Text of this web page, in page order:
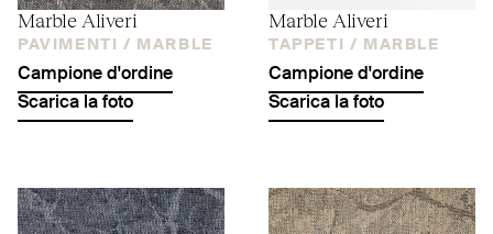
Marble Aliveri
PAVIMENTI / MARBLE
Campione d'ordine
Scarica la foto
Marble Aliveri
TAPPETI / MARBLE
Campione d'ordine
Scarica la foto